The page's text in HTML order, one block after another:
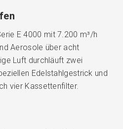
E 4000 mit 7.200 m³/h
Aerosole über acht
Luft durchläuft zwei
Edelstahlgestrick und
vier Kassettenfilter.